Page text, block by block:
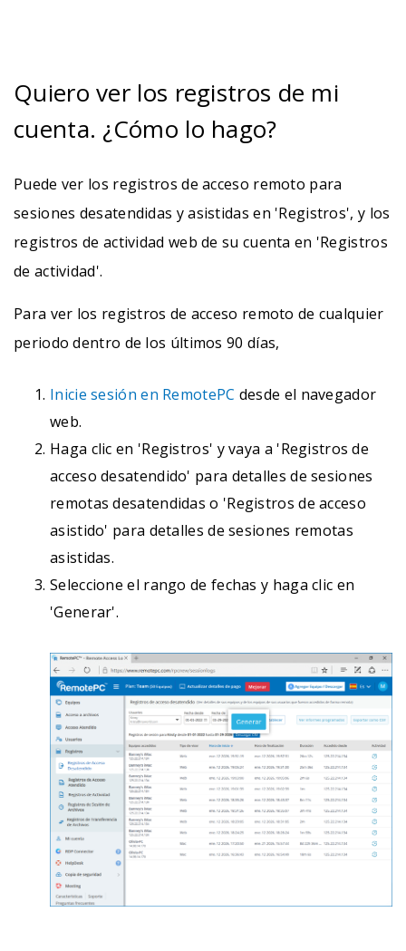
Quiero ver los registros de mi
cuenta. ¿Cómo lo hago?
Puede ver los registros de acceso remoto para
sesiones desatendidas y asistidas en 'Registros', y los
registros de actividad web de su cuenta en 'Registros
de actividad'.
Para ver los registros de acceso remoto de cualquier
periodo dentro de los últimos 90 días,
Inicie sesión en RemotePC desde el navegador
web.
Haga clic en 'Registros' y vaya a 'Registros de
acceso desatendido' para detalles de sesiones
remotas desatendidas o 'Registros de acceso
asistido' para detalles de sesiones remotas
asistidas.
Seleccione el rango de fechas y haga clic en
'Generar'.